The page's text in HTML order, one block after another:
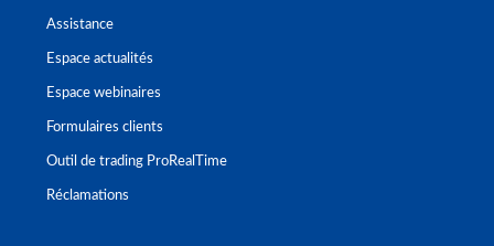
Assistance
Espace actualités
Espace webinaires
Formulaires clients
Outil de trading ProRealTime
Réclamations